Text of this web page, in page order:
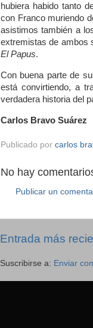
hubiera habido tanto
con Franco muriendo
asistimos también a
extremistas de ambos
El Papus.
Con buena parte de
está convirtiendo, a
verdadera historia del
Carlos Bravo Suárez
Publicado por carlos
No hay
Publicar un
Entrada más
Suscribirse a: Enviar